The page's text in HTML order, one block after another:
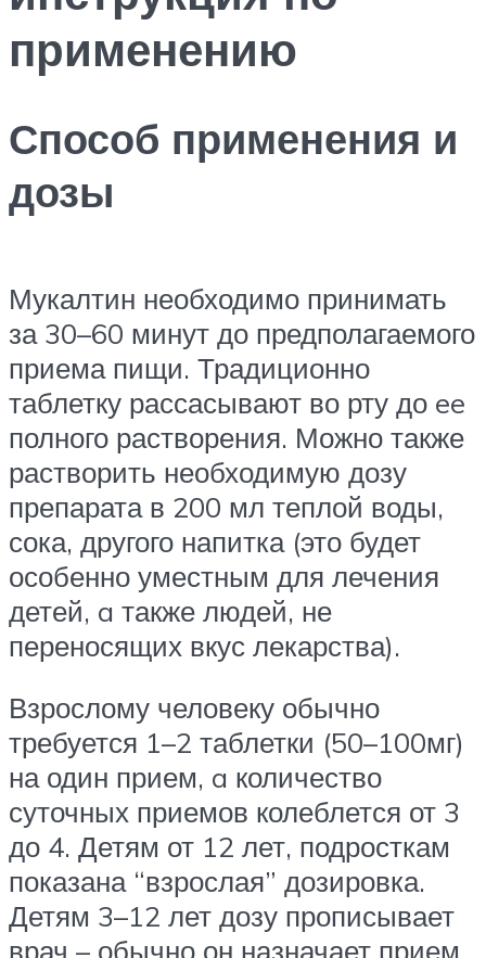
применению
Способ применения и
дозы
Мукалтин необходимо принимать
за 30–60 минут до предполагаемого
приема пищи. Традиционно
таблетку рассасывают во рту до ee
полного растворения. Можно также
растворить необходимую дозу
препарата в 200 мл теплой воды,
сока, другого напитка (это будет
особенно уместным для лечения
детей, a также людей, не
переносящих вкус лекарства).
Взрослому человеку обычно
требуется 1–2 таблетки (50–100мг)
на один прием, a количество
суточных приемов колеблется от 3
до 4. Детям от 12 лет, подросткам
показана “взрослая” дозировка.
Детям 3–12 лет дозу прописывает
врач – обычно он назначает прием